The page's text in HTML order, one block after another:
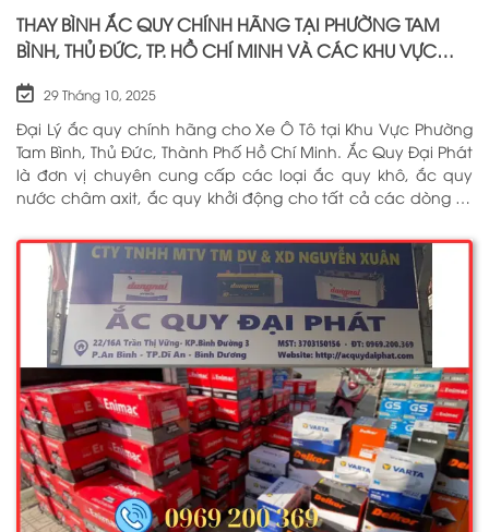
THAY BÌNH ẮC QUY CHÍNH HÃNG TẠI PHƯỜNG TAM
BÌNH, THỦ ĐỨC, TP. HỒ CHÍ MINH VÀ CÁC KHU VỰC
29 Tháng 10, 2025
Đại Lý ắc quy chính hãng cho Xe Ô Tô tại Khu Vực Phường
Tam Bình, Thủ Đức, Thành Phố Hồ Chí Minh. Ắc Quy Đại Phát
là đơn vị chuyên cung cấp các loại ắc quy khô, ắc quy
nước châm axit, ắc quy khởi động cho tất cả các dòng xe
từ các thương hiệu như: GS, ĐỒNG NAI, VARTA, DELKOR,
SOLITE, ENIMAC, BOSCH, ROCKET. Tell: 0969 200 369